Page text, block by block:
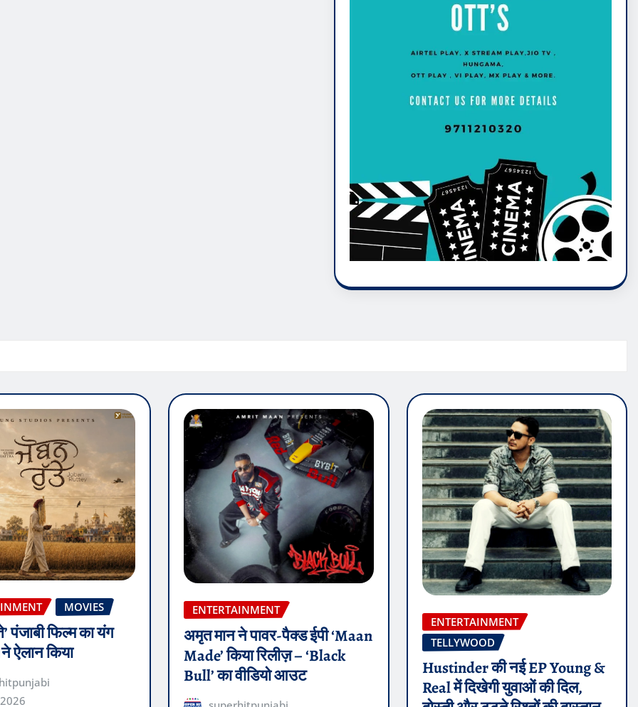
MOVIES
पंजाबी फिल्म का यंग
ऐलान किया
ENTERTAINMENT
अमृत मान ने पावर-पैक्ड ईपी ‘Maan
Made’ किया रिलीज़ – ‘Black
Bull’ का वीडियो आउट
ENTERTAINMENT
TELLYWOOD
Hustinder की नई EP Young &
Real में दिखेगी युवाओं की दिल,